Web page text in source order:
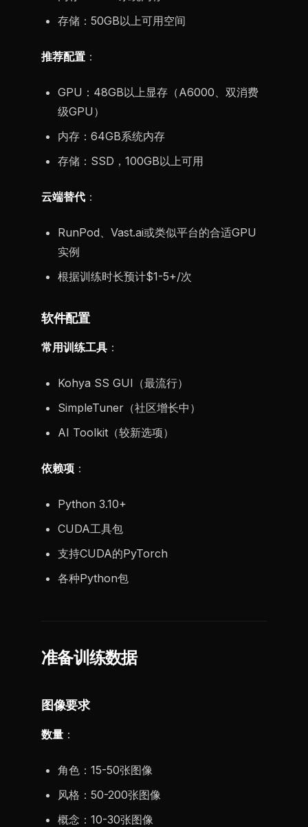
存储：50GB以上可用空间
推荐配置 ：
GPU：48GB以上显存（A6000、双消费
级GPU）
内存：64GB系统内存
存储：SSD，100GB以上可用
云端替代 ：
RunPod、Vast.ai或类似平台的合适GPU
实例
根据训练时长预计$1-5+/次
软件配置
常用训练工具 ：
Kohya SS GUI（最流行）
SimpleTuner（社区增长中）
AI Toolkit（较新选项）
依赖项 ：
Python 3.10+
CUDA工具包
支持CUDA的PyTorch
各种Python包
准备训练数据
图像要求
数量 ：
角色：15-50张图像
风格：50-200张图像
概念：10-30张图像